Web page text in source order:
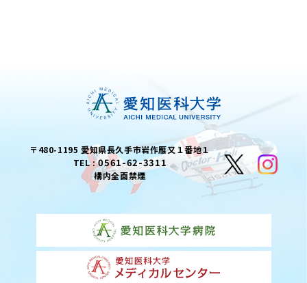
〒480-1195 愛知県長久手市岩作雁又１番地１
TEL :0561-62-3311
構内全面禁煙